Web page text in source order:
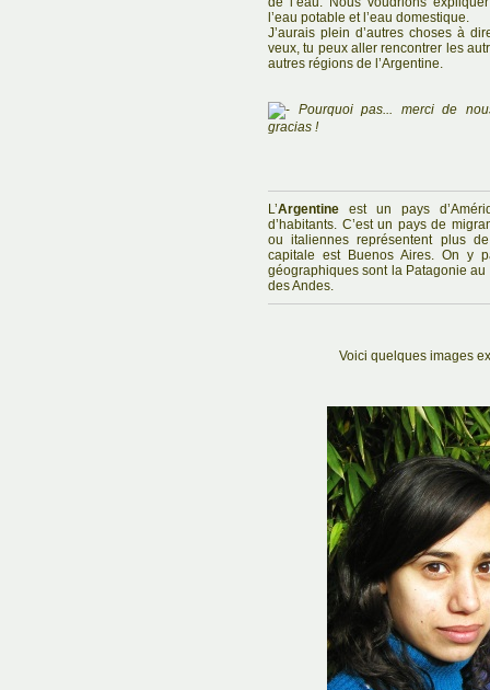
l’eau potable et l’eau domestique.
J’aurais plein d’autres choses à
veux, tu peux aller rencontrer les
autres régions de l’Argentine.
Pourquoi pas... merci de
gracias !
L’Argentine est un pays
d’habitants. C’est un pays de
ou italiennes représentent plus
capitale est Buenos Aires. On y
géographiques sont la Patagonie
des Andes.
Voici quelques images